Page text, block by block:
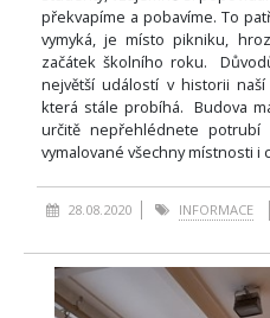
překvapíme a pobavíme. To
vymyká, je místo pikniku,
začátek školního roku.
největší událostí v historii
která stále probíhá. Budova
určitě nepřehlédnete potrubí
vymalované všechny místnosti i
28.08.2020 INFORMACE